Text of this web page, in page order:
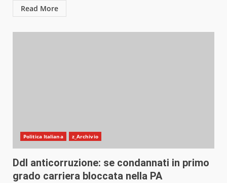
Read More
Politica Italiana z_Archivio
Ddl anticorruzione: se condannati in primo
grado carriera bloccata nella PA